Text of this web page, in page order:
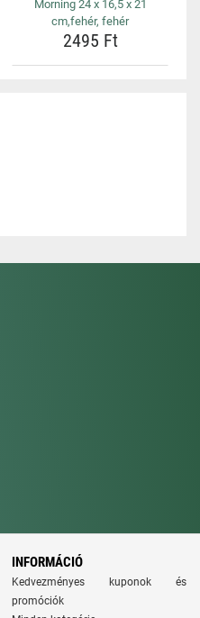
Morning 24 x 16,5 x 21
cm,fehér, fehér
2495 Ft
INFORMÁCIÓ
Kedvezményes kuponok és
promóciók